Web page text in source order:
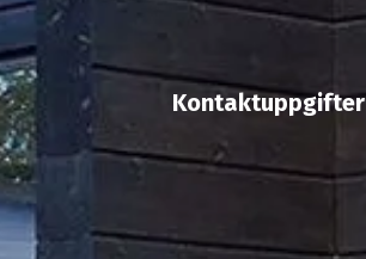
Kontaktuppgifter